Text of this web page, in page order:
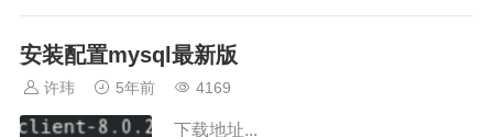
安装配置mysql最新版
许玮 5年前 4169
下载地址...